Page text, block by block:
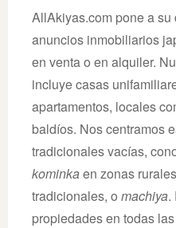
AllAkiyas.com pone a
anuncios inmobiliarios
en venta o en alquiler.
incluye casas
apartamentos, locales
baldíos. Nos centramos
tradicionales vacías,
kominkaen zonas
tradicionales, o machiya.
propiedades en todas